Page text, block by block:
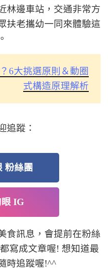
林邊車站，交通非常方
扶老攜幼一同來體驗這
6大挑選原則＆動圈
式構造原理解析
追蹤：
粉絲團
IG
食訊息，會提前在粉絲
寫成文章喔! 想知道最
時追蹤喔!^^